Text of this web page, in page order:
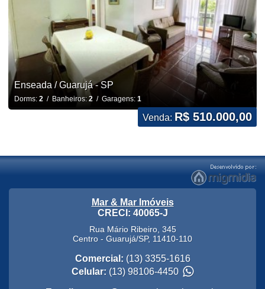
Enseada / Guarujá - SP
Dorms: 2 / Banheiros: 2 / Garagens: 1
Venda: R$ 510.000,00
Mar & Mar Imóveis
CRECI: 40065-J
Rua Mário Ribeiro, 345
Centro - Guarujá/SP, 11410-110
Comercial: (13) 3355-1616
Celular: (13) 98106-4450